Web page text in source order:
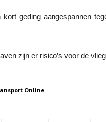
kort geding aangespannen
zijn er risico’s voor de
Online